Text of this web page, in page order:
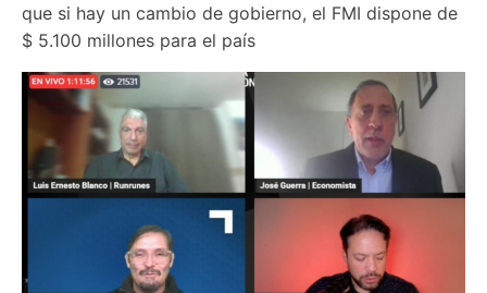
que si hay un cambio de gobierno, el FMI dispone de